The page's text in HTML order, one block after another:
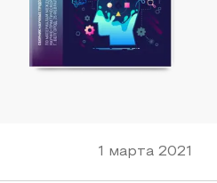
1 марта 2021